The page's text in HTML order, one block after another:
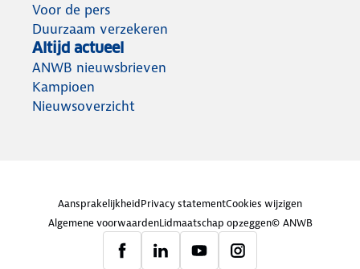
Voor de pers
Duurzaam verzekeren
Altijd actueel
ANWB nieuwsbrieven
Kampioen
Nieuwsoverzicht
AansprakelijkheidPrivacy statementCookies wijzigen
Algemene voorwaardenLidmaatschap opzeggen© ANWB